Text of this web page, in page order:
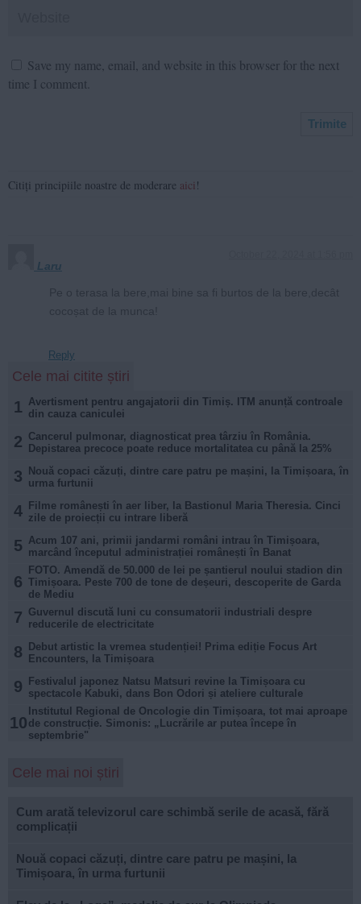
Save my name, email, and website in this browser for the next
time I comment.
Citiți principiile noastre de moderare aici !
Laru
Reply
Cele mai citite știri
1 Avertisment pentru angajatorii din Timiș. ITM anunță controale
din cauza caniculei
2 Cancerul pulmonar, diagnosticat prea târziu în România.
Depistarea precoce poate reduce mortalitatea cu până la 25%
3
Nouă copaci căzuți, dintre care patru pe mașini, la Timișoara, în
urma furtunii
4
Filme românești în aer liber, la Bastionul Maria Theresia. Cinci
zile de proiecții cu intrare liberă
5 Acum 107 ani, primii jandarmi români intrau în Timișoara,
marcând începutul administrației românești în Banat
6
FOTO. Amendă de 50.000 de lei pe șantierul noului stadion din
Timișoara. Peste 700 de tone de deșeuri, descoperite de Garda
de Mediu
7 Guvernul discută luni cu consumatorii industriali despre
reducerile de electricitate
8
Debut artistic la vremea studenției! Prima ediție Focus Art
Encounters, la Timișoara
9
Festivalul japonez Natsu Matsuri revine la Timișoara cu
spectacole Kabuki, dans Bon Odori și ateliere culturale
10
Institutul Regional de Oncologie din Timișoara, tot mai aproape
de construcție. Simonis: „Lucrările ar putea începe în
septembrie"
Cele mai noi știri
Cum arată televizorul care schimbă serile de acasă, fără
complicații
Nouă copaci căzuți, dintre care patru pe mașini, la
Timișoara, în urma furtunii